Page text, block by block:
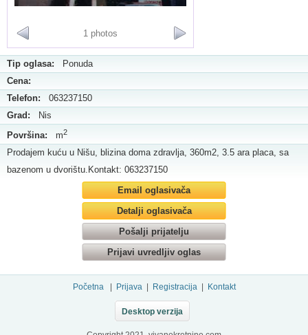
1 photos
Tip oglasa: Ponuda
Cena:
Telefon: 063237150
Grad: Nis
Površina: m2
Prodajem kuću u Nišu, blizina doma zdravlja, 360m2, 3.5 ara placa, sa
bazenom u dvorištu.Kontakt: 063237150
Email oglasivača
Detalji oglasivača
Pošalji prijatelju
Prijavi uvredljiv oglas
Početna Prijava Registracija Kontakt
Desktop verzija